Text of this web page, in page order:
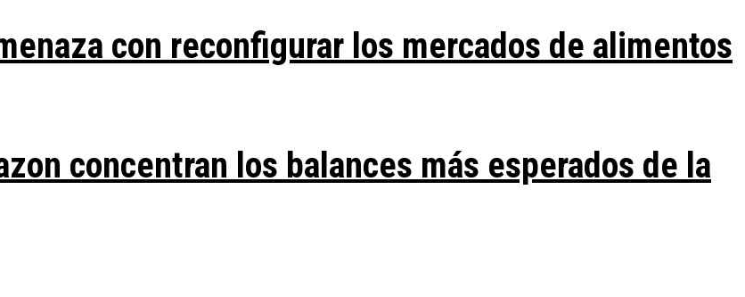
con reconfigurar los mercados de alimentos
concentran los balances más esperados de la